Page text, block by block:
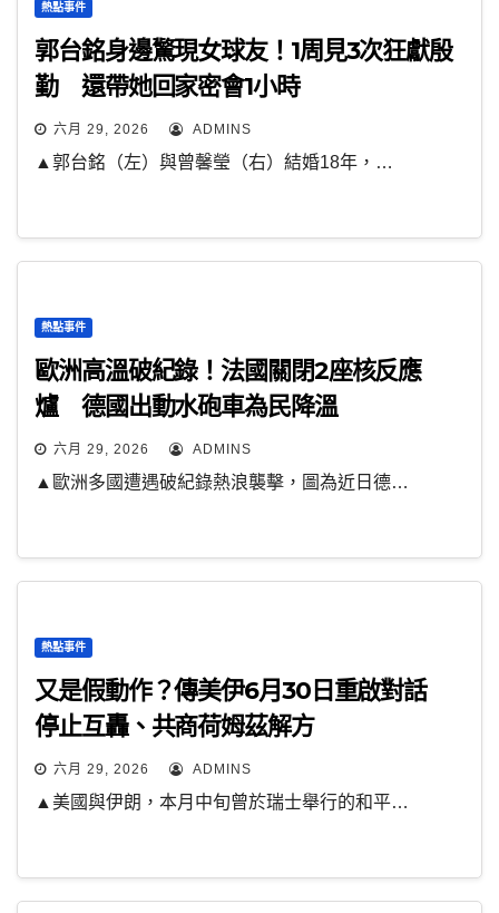
熱點事件
郭台銘身邊驚現女球友！1周見3次狂獻殷
勤 還帶她回家密會1小時
六月 29, 2026 ADMINS
▲郭台銘（左）與曾馨瑩（右）結婚18年，…
熱點事件
歐洲高溫破紀錄！法國關閉2座核反應
爐 德國出動水砲車為民降溫
六月 29, 2026 ADMINS
▲歐洲多國遭遇破紀錄熱浪襲擊，圖為近日德…
熱點事件
又是假動作？傳美伊6月30日重啟對話
停止互轟、共商荷姆茲解方
六月 29, 2026 ADMINS
▲美國與伊朗，本月中旬曾於瑞士舉行的和平…